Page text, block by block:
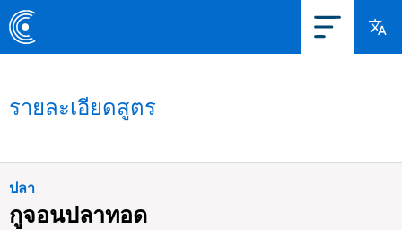
รายละเอียดสูตร
ปลา
กูจอนปลาทอด